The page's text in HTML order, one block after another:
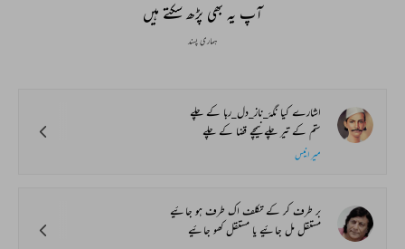
آپ یہ بھی پڑھ سکتے ہیں
ہماری پسند
اشارے کیا نگۂ_ناز_دل_ربا کے چلے
ستم کے تیر چلے نیمچے قضا کے چلے
میر انیس
بر طرف کر کے تکلف اک طرف ہو جائیے
مستقل مل جائیے یا مستقل کھو جائیے